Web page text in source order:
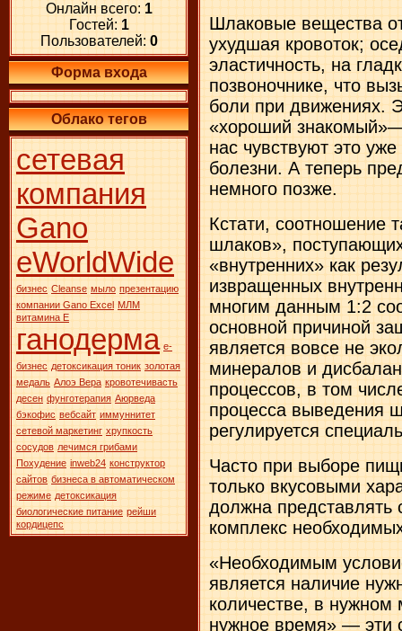
Онлайн всего: 1
Гостей: 1
Пользователей: 0
Форма входа
Облако тегов
сетевая
компания
Gano
eWorldWide
бизнес Сleanse мыло презентацию
компании Gano Excel МЛМ
витамина Е
ганодерма е-
бизнес детоксикация тоник золотая
медаль Алоэ Вера кровотечивасть
десен фунготерапия Аюрведа
бэкофис вебсайт иммуннитет
сетевой маркетинг хрупкость
сосудов лечимся грибами
Похудение inweb24 конструктор
сайтов бизнеса в автоматическом
режиме детоксикация
биологические питание рейши
кордицепс
Шлаковые вещества
ухудшая кровоток;
эластичность, на
позвоночнике, что
боли при движениях.
«хороший
нас чувствуют это
болезни. А теперь
немного позже.
Кстати, соотношение
шлаков»,
«внутренних» как
извращенных
многим данным 1:2
основной причиной
является вовсе не
минералов и
процессов, в том
процесса выведения
регулируется
Часто при выборе
только вкусовыми
должна представлять
комплекс
«Необходимым
является наличие
количестве, в нужном
нужное время» — эти